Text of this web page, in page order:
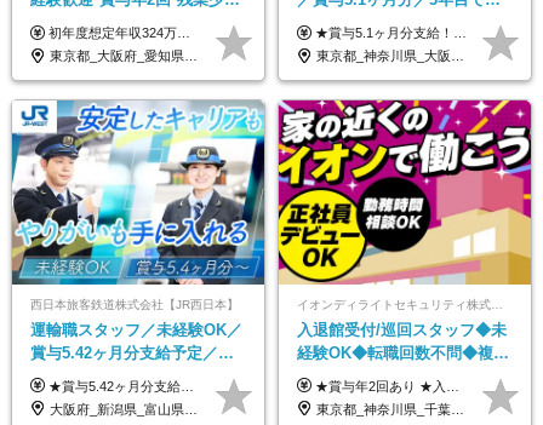
め*産育休取得実績豊富*可愛
い制服*社割有
初年度想定年収324万円～690万円！ ◆全国一律 月給230,000円～＋賞与＋通勤手当＋役職手当＋時間外手当 《手当充実！》 ＊昇給/年1回 ＊賞与/年2回（7月/12月） ＊通勤手当：交通費支給（規定あり） ＊時間外手当 ＊販売職手当 ＊役職手当 《キャリアパス》 ▼店長（32歳）／年収400万円 ▼トレーナー（37歳）／年収500万円 ▼SV（40歳）／年収570万円 ※SVとして活躍された場合、574万円以上に昇給も目指せます。 日頃のお店での頑張りをしっかり評価する体制を整えており、 ご自身の努力次第で昇給する制度を用意しています！ 《ゆくゆくは・・・》 ■店舗スタッフをとりまとめ、お店づくりを主体で行う店長へ ■複数店舗を統括するトレーナーへとキャリアアップ ■様々な規模の店舗を経験しSVとして活躍した後は、本社の教育担当や店舗支援を担う本部スタッフとして活躍いただけます。 ※経験・能力を考慮の上、当社規定により優遇いたします。 ※入社日から6カ月間の試用期間あり。その間の待遇に差異はありません。
東京都_大阪府_愛知県_北海道_栃木県_静岡県_兵庫県_京都府_福岡県
収730万円も可／食事手当あり
／年休120日以上
★賞与5.1ヶ月分支給！ ★入社3年目・30代で年収730万円の先輩も活躍中！ ★入社1年目・20代で月収29万円の実績あり 月給：22.5万円～30.5万円＋各種手当＋賞与年2回＋残業代全額支給 ※経験・能力などを考慮のうえ決定します ※上記月給には食事手当(5000円／月）を含みます ※残業代は分単位で100％支給いたします ※試用期間3ヶ月。その間の給与・待遇に差異はありません 【月収例】 ◆33.5万円／31歳 入社7か月 ◆38.5万円／32歳 入社1年目 ◆48.4万円／44歳 入社12年目 ※経験・能力などを考慮のうえ決定 ※月収・給与例には休日手当も含みます 【手当詳細】 ◆交通費規定支給（上限3万5000円／月） ◆時間外手当全額支給 ◆休日出勤手当 ◆港湾住宅あり（1R・2万円台～） ◆資格取得支援制度：全額負担 ◆地域手当：関東地区1万円／月
東京都_神奈川県_大阪府_愛知県_兵庫県
西日本旅客鉄道株式会社【JR西日本】
運輸職スタッフ／未経験OK／
賞与5.42ヶ月分支給予定／残
業月11h程／年休119日+有給
平均18.7日
★賞与5.42ヶ月分支給予定あり！ （大卒以上）月給24万1,692円～39万5,780円＋各種手当＋賞与2回 （高卒以上）月給22万2,662円～39万5,780円＋各種手当＋賞与2回 ※上記は2025年度新卒支払額（京阪神地区）となります ※勤務地・学歴で異なり、ご経験・能力等をふまえた金額を加算します ※残業代は別途全額支給します ※当社規程に基づき決定します ※試用期間あり（3ヶ月／待遇に変更はありません） ※基本給以外の諸手当として扶養・職務・時間外・通勤手当等を支給します ※京阪神地区以外の勤務地の場合 月給（大卒）23万0,706円～／月給（高卒）21万2,541円～となります
大阪府_新潟県_富山県_石川県_福井県_三重県_兵庫県_京都府_滋賀県_奈良県_和歌山県_広島県_岡山県_鳥取県_島根県_山口県_福岡県
入退館受付/巡回スタッフ◆未
経験OK◆転職回数不問◆複数
勤務地で募集中◆ブランクあ
りOK◆室内業務がメイン
★賞与年2回あり ★入社祝い金3万円支給 ★出産祝い金や育児支援金などの手当も充実！ ≪給与モデル≫ 【東京】基本給27万2780円/月給＋時間外手当（25h） 【愛知】基本給25万4990円/月給＋時間外手当（25h） 【大阪】基本給25万4990円/月給＋時間外手当（25h） 【福岡】基本給23万7200円/月給＋時間外手当（25h） -------------- ▽各地の給与は下記をご確認ください！ ■北海道 月給20万円～ ■東北 月給20万円～ ■北関東 埼玉／月給22万5000円～ 茨城・群馬・新潟／月給20万円～ ■南関東 東京・神奈川／月給23万円～ 千葉／月給22万5000円～ 山梨／月給20万円～ ■中部 愛知／月給21万5000円～ 長野・岐阜・三重／月給20万円～ ■関西 大阪／月給21万5000円～ 京都・兵庫／月給21万円～ 滋賀・奈良／月給20万円～ ■中四国 岡山・山口・四国・広島／月給20万円～ ■九州 福岡・鹿児島・長崎／月給20万円～
東京都_神奈川県_千葉県_北海道_福島県_長野県_岐阜県_三重県_京都府_福岡県